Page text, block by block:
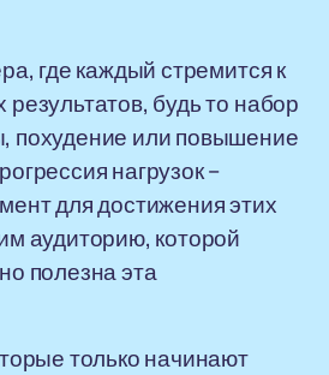
где каждый стремится к
будь то набор
похудение или повышение
нагрузок –
для достижения этих
аудиторию, которой
полезна эта
только начинают